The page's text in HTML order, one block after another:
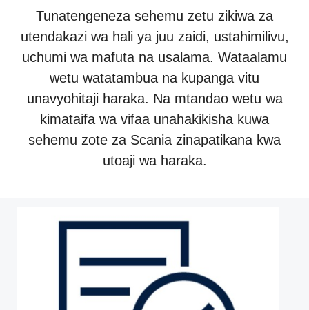
Tunatengeneza sehemu zetu zikiwa za
utendakazi wa hali ya juu zaidi, ustahimilivu,
uchumi wa mafuta na usalama. Wataalamu
wetu watatambua na kupanga vitu
unavyohitaji haraka. Na mtandao wetu wa
kimataifa wa vifaa unahakikisha kuwa
sehemu zote za Scania zinapatikana kwa
utoaji wa haraka.